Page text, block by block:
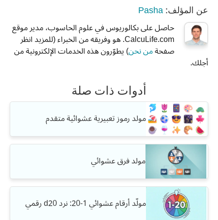
عن المؤلف: Pasha
حاصل على بكالوريوس في علوم الحاسوب، مدير موقع
CalcuLife.com. هو وفريقه من الخبراء (للمزيد انظر
صفحةمن نحن) يطوّرون هذه الخدمات الإلكترونية من
أجلك.
أدوات ذات صلة
مولد رموز تعبيرية عشوائية متقدم
مولد فرق عشوائي
مولّد أرقام عشوائي 1-20: نرد d20 رقمي